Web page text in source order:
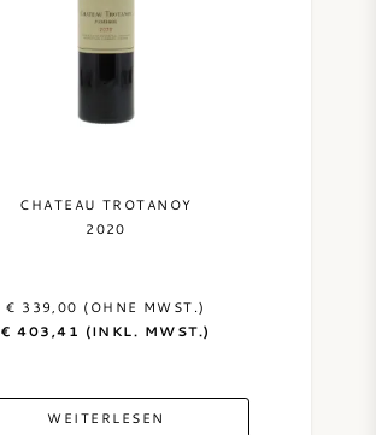
CHATEAU TROTANOY
2020
€ 339,00 (OHNE MWST.)
€ 403,41 (INKL. MWST.)
WEITERLESEN